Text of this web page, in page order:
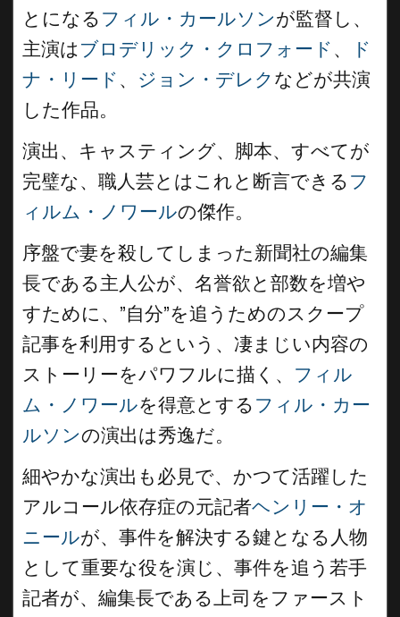
とになる フィル・カールソンが監督し、
主演はブロデリック・クロフォード 、
ド
ナ・リード 、 ジョン・デレク などが共演
した作品。
演出、キャスティング、脚本、すべてが
完璧な、職人芸とはこれと断言できる フ
ィルム・ノワールの傑作。
序盤で妻を殺してしまった新聞社の編集
長である主人公が、名誉欲と部数を増や
すために、”自分”を追うためのスクープ
記事を利用するという、凄まじい内容の
ストーリーをパワフルに描く、 フィル
ム・ノワールを得意とする フィル・カー
ルソンの演出は秀逸だ。
細やかな演出も必見で、かつて活躍した
アルコール依存症の元記者ヘンリー・オ
ニールが、事件を解決する鍵となる人物
として重要な役を演じ、事件を追う若手
記者が、編集長である上司をファースト